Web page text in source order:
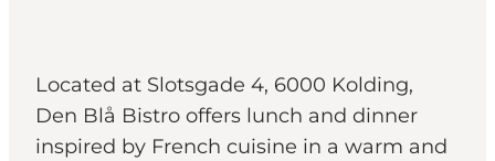
Located at Slotsgade 4, 6000 Kolding,
Den Blå Bistro offers lunch and dinner
inspired by French cuisine in a warm and